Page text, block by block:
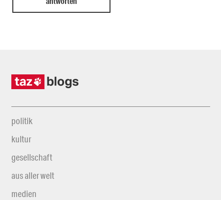
politik
kultur
gesellschaft
aus aller welt
medien